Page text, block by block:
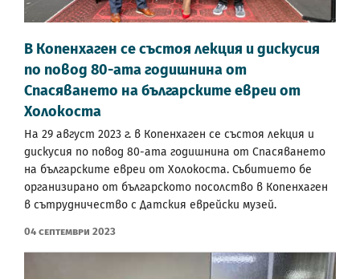
В Копенхаген се състоя лекция и дискусия
по повод 80-ата годишнина от
Спасяването на българските евреи от
Холокоста
На 29 август 2023 г. в Копенхаген се състоя лекция и
дискусия по повод 80-ата годишнина от Спасяването
на българските евреи от Холокоста. Събитието бе
организирано от българското посолство в Копенхаген
в сътрудничество с Датския еврейски музей.
04 Септември 2023